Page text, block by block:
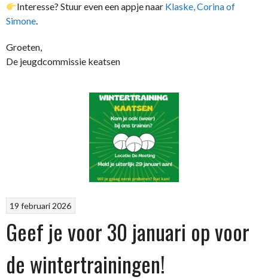
Interesse? Stuur even een appje naar Klaske, Corina of
Simone.
Groeten,
De jeugdcommissie keatsen
19 februari 2026
Geef je voor 30 januari op voor
de wintertrainingen!